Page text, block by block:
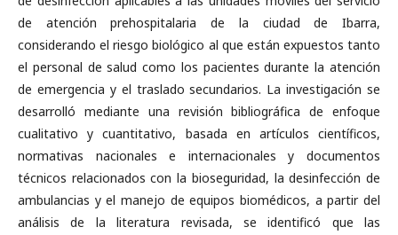
de atención prehospitalaria de la ciudad de Ibarra,
considerando el riesgo biológico al que están expuestos tanto
el personal de salud como los pacientes durante la atención
de emergencia y el traslado secundarios. La investigación se
desarrolló mediante una revisión bibliográfica de enfoque
cualitativo y cuantitativo, basada en artículos científicos,
normativas nacionales e internacionales y documentos
técnicos relacionados con la bioseguridad, la desinfección de
ambulancias y el manejo de equipos biomédicos, a partir del
análisis de la literatura revisada, se identificó que las